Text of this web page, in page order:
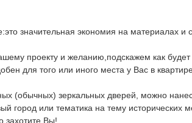
значительная экономия на материалах и
проекту и желанию,подскажем как
для того или иного места у Вас в
(обычных) зеркальных дверей, можно
город или тематика на тему
захотите Вы!